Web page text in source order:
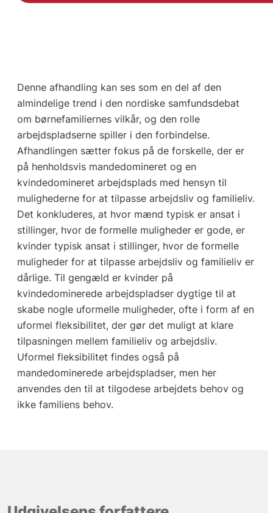
Denne afhandling kan ses som en del af den
almindelige trend i den nordiske samfundsdebat
om børnefamiliernes vilkår, og den rolle
arbejdspladserne spiller i den forbindelse.
Afhandlingen sætter fokus på de forskelle, der er
på henholdsvis mandedomineret og en
kvindedomineret arbejdsplads med hensyn til
mulighederne for at tilpasse arbejdsliv og familieliv.
Det konkluderes, at hvor mænd typisk er ansat i
stillinger, hvor de formelle muligheder er gode, er
kvinder typisk ansat i stillinger, hvor de formelle
muligheder for at tilpasse arbejdsliv og familieliv er
dårlige. Til gengæld er kvinder på
kvindedominerede arbejdspladser dygtige til at
skabe nogle uformelle muligheder, ofte i form af en
uformel fleksibilitet, der gør det muligt at klare
tilpasningen mellem familieliv og arbejdsliv.
Uformel fleksibilitet findes også på
mandedominerede arbejdspladser, men her
anvendes den til at tilgodese arbejdets behov og
ikke familiens behov.